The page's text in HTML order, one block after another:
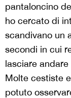
pantaloncino
ho cercato di
scandivano un
secondi in cui
lasciare
Molte cestiste
potuto